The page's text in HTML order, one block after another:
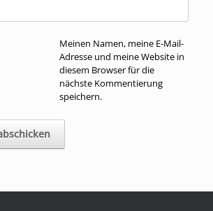
Meinen Namen, meine E-Mail-
Adresse und meine Website in
diesem Browser für die
nächste Kommentierung
speichern.